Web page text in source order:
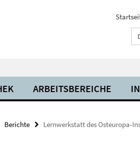
ARBEITSBEREICHE
Berichte Lernwerkstatt des Osteuropa-